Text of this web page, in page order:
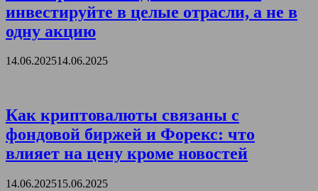
инвестируйте в целые отрасли, а не в
одну акцию
14.06.202514.06.2025
Как криптовалюты связаны с
фондовой биржей и Форекс: что
влияет на цену кроме новостей
14.06.202515.06.2025